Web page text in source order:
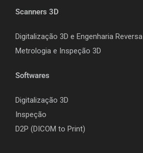
Scanners 3D
Digitalização 3D e Engenharia Reversa
Metrologia e Inspeção 3D
Softwares
Digitalização 3D
Inspeção
D2P (DICOM to Print)